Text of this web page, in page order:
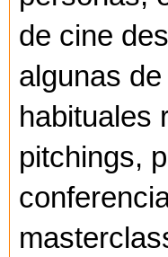
de cine
algunas
habituales
pitchings,